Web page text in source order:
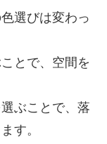
選びは変わっ
とで、空間を
ぶことで、落
す。